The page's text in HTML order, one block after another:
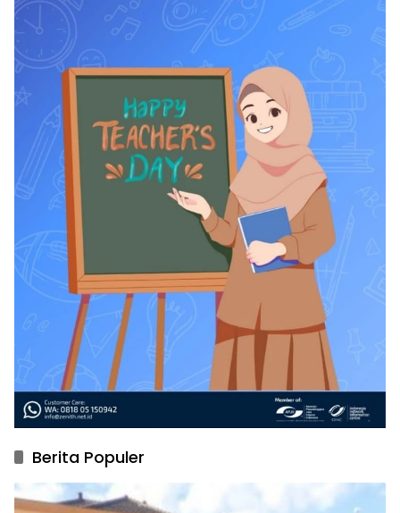
Berita Populer